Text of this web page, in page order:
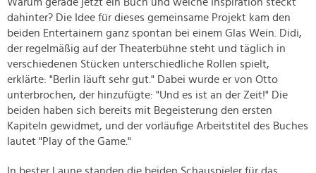
dahinter? Die Idee für dieses gemeinsame Projekt kam den
beiden Entertainern ganz spontan bei einem Glas Wein. Didi,
der regelmäßig auf der Theaterbühne steht und täglich in
verschiedenen Stücken unterschiedliche Rollen spielt,
erklärte: "Berlin läuft sehr gut." Dabei wurde er von Otto
unterbrochen, der hinzufügte: "Und es ist an der Zeit!" Die
beiden haben sich bereits mit Begeisterung den ersten
Kapiteln gewidmet, und der vorläufige Arbeitstitel des Buches
lautet "Play of the Game."